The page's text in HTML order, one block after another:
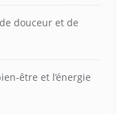
douceur et de
être et l’énergie